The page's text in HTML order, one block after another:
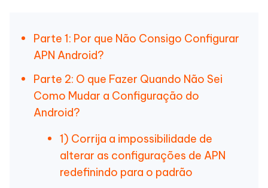
Parte 1: Por que Não Consigo Configurar
APN Android?
Parte 2: O que Fazer Quando Não Sei
Como Mudar a Configuração do
Android?
1) Corrija a impossibilidade de
alterar as configurações de APN
redefinindo para o padrão